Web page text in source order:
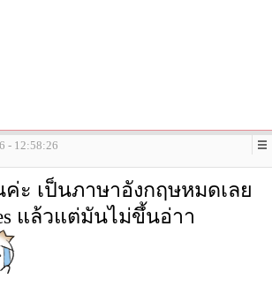
- 12:58:26
ะ เป็นภาษาอังกฤษหมดเลย
แล้วแต่มันไม่ขึ้นอ่าา